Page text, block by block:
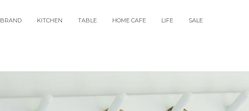
BRAND KITCHEN TABLE HOME CAFE LIFE SALE